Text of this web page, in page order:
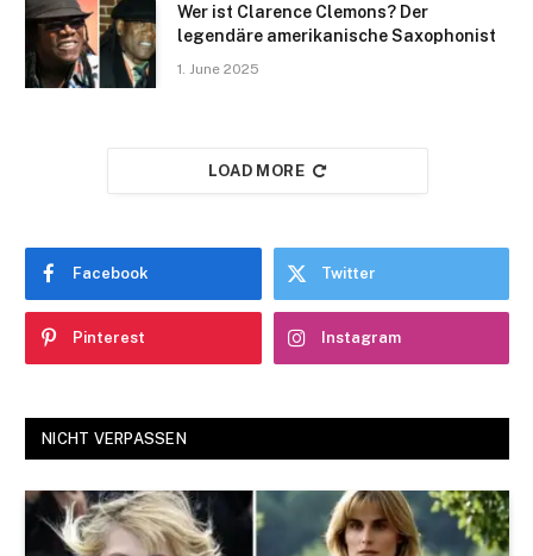
Wer ist Clarence Clemons? Der
legendäre amerikanische Saxophonist
1. June 2025
LOAD MORE
Facebook Twitter
Pinterest Instagram
NICHT VERPASSEN